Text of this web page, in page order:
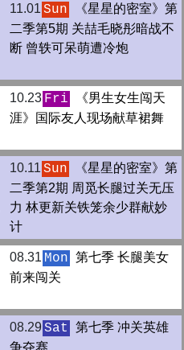
11.01 Sun
《星星的密室》第
二季第5期 关喆毛晓彤暗战不
断 曾轶可呆萌遭冷炮
10.23 Fri
《男生女生闯天
涯》国际友人现场献草裙舞
10.11 Sun
《星星的密室》第
二季第2期 周觅长腿过关无压
力 林更新关铁笼余少群献妙
计
08.31 Mon 第七季 长腿美女
前来闯关
08.29Sat
第七季 冲关英雄
争夺赛